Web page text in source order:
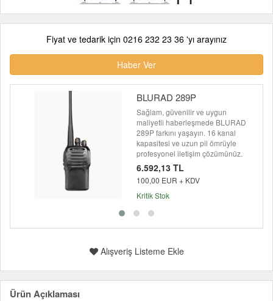
Fiyat ve tedarik için 0216 232 23 36 'yı arayınız
Haber Ver
BLURAD 289P
Sağlam, güvenilir ve uygun
maliyetli haberleşmede BLURAD
289P farkını yaşayın. 16 kanal
kapasitesi ve uzun pil ömrüyle
profesyonel iletişim çözümünüz.
6.592,13 TL
100,00 EUR + KDV
Kritik Stok
Alışveriş Listeme Ekle
Ürün Açıklaması